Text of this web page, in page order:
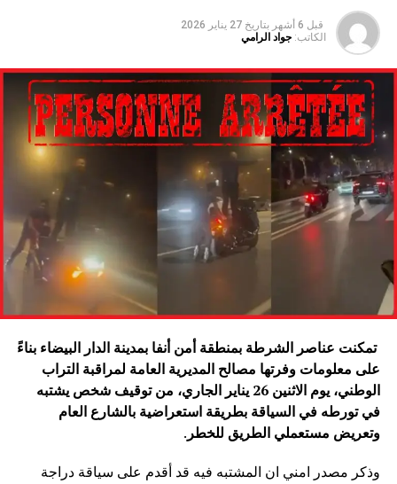
قبل 6 أشهر بتاريخ 27 يناير 2026
الكاتب: جواد الرامي
تمكنت عناصر الشرطة بمنطقة أمن أنفا بمدينة الدار البيضاء بناءً
على معلومات وفرتها مصالح المديرية العامة لمراقبة التراب
الوطني، يوم الاثنين 26 يناير الجاري، من توقيف شخص يشتبه
في تورطه في السياقة بطريقة استعراضية بالشارع العام
وتعريض مستعملي الطريق للخطر .
وذكر مصدر امني ان المشتبه فيه قد أقدم على سياقة دراجة